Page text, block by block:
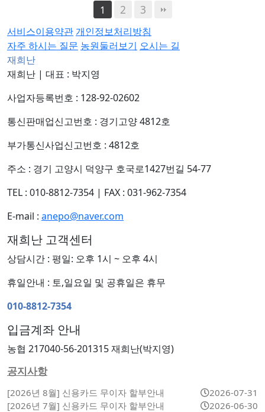
1
2 3
서비스이용약관 개인정보처리방침
자주 하시는 질문 농원둘러보기 오시는 길
재희난
재희난 | 대표 : 박지영
사업자등록번호 : 128-92-02602
통신판매업신고번호 : 경기고양 4812호
부가통신사업신고번호 : 4812호
주소 : 경기 고양시 덕양구 호국로1427번길 54-77
TEL : 010-8812-7354 | FAX : 031-962-7354
E-mail : anepo@naver.com
재희난 고객센터
상담시간 : 평일: 오후 1시 ~ 오후 4시
휴일안내 : 토,일요일 및 공휴일은 휴무
010-8812-7354
입금계좌 안내
농협 217040-56-201315 재희난(박지영)
공지사항
[2026년 8월] 신용카드 무이자 할부안내
2026-07-31
[2026년 7월] 신용카드 무이자 할부안내
2026-06-30